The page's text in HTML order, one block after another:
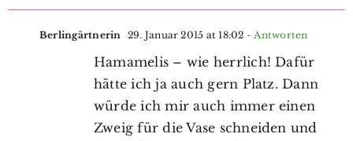
Berlingärtnerin 29. Januar 2015 at 18:02 - Antworten
Hamamelis – wie herrlich! Dafür
hätte ich ja auch gern Platz. Dann
würde ich mir auch immer einen
Zweig für die Vase schneiden und